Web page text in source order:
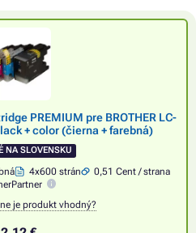
PREMIUM pre BROTHER LC-
+ color (čierna + farebná)
NA SLOVENSKU
4x600 strán
0,51 Cent / strana
je produkt vhodný?